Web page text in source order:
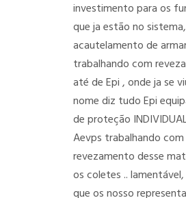
investimento para os
que ja estão no
acautelamento de
trabalhando com
até de Epi , onde ja se
nome diz tudo Epi
de proteção
Aevps trabalhando com
revezamento desse
os coletes ..
que os nosso